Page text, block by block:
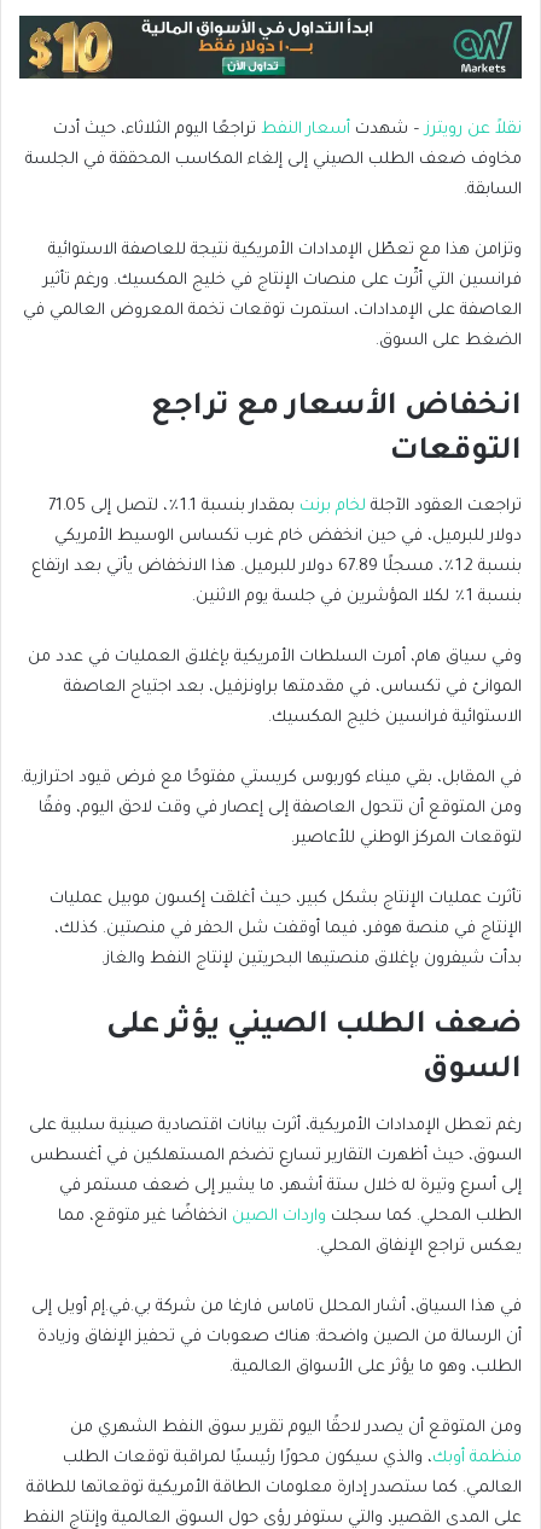
نقلاً عن رويترز– شهدت أسعار النفط تراجعًا اليوم الثلاثاء، حيث أدت
مخاوف ضعف الطلب الصيني إلى إلغاء المكاسب المحققة في الجلسة
السابقة.
وتزامن هذا مع تعطّل الإمدادات الأمريكية نتيجة للعاصفة الاستوائية
فرانسين التي أثّرت على منصات الإنتاج في خليج المكسيك. ورغم تأثير
العاصفة على الإمدادات، استمرت توقعات تخمة المعروض العالمي في
الضغط على السوق.
انخفاض الأسعار مع تراجع
التوقعات
تراجعت العقود الآجلة لخام برنت
بمقدار بنسبة 1.1٪، لتصل إلى 71.05
دولار للبرميل، في حين انخفض خام غرب تكساس الوسيط الأمريكي
بنسبة 1.2٪، مسجلًا 67.89 دولار للبرميل. هذا الانخفاض يأتي بعد ارتفاع
بنسبة 1٪ لكلا المؤشرين في جلسة يوم الاثنين.
وفي سياق هام، أمرت السلطات الأمريكية بإغلاق العمليات في عدد من
الموانئ في تكساس، في مقدمتها براونزفيل، بعد اجتياح العاصفة
الاستوائية فرانسين خليج المكسيك.
في المقابل، بقي ميناء كوربوس كريستي مفتوحًا مع فرض قيود احترازية.
ومن المتوقع أن تتحول العاصفة إلى إعصار في وقت لاحق اليوم، وفقًا
لتوقعات المركز الوطني للأعاصير.
تأثرت عمليات الإنتاج بشكل كبير، حيث أغلقت إكسون موبيل عمليات
الإنتاج في منصة هوفر، فيما أوقفت شل الحفر في منصتين. كذلك،
بدأت شيفرون بإغلاق منصتيها البحريتين لإنتاج النفط والغاز.
ضعف الطلب الصيني يؤثر على
السوق
رغم تعطل الإمدادات الأمريكية، أثرت بيانات اقتصادية صينية سلبية على
السوق، حيث أظهرت التقارير تسارع تضخم المستهلكين في أغسطس
إلى أسرع وتيرة له خلال ستة أشهر، ما يشير إلى ضعف مستمر في
الطلب المحلي. كما سجلت واردات الصين انخفاضًا غير متوقع، مما
يعكس تراجع الإنفاق المحلي.
في هذا السياق، أشار المحلل تاماس فارغا من شركة بي.في.إم أويل إلى
أن الرسالة من الصين واضحة: هناك صعوبات في تحفيز الإنفاق وزيادة
الطلب، وهو ما يؤثر على الأسواق العالمية.
ومن المتوقع أن يصدر لاحقًا اليوم تقرير سوق النفط الشهري من
منظمة أوبك، والذي سيكون محورًا رئيسيًا لمراقبة توقعات الطلب
العالمي. كما ستصدر إدارة معلومات الطاقة الأمريكية توقعاتها للطاقة
على المدى القصير، والتي ستوفر رؤى حول السوق العالمية وإنتاج النفط